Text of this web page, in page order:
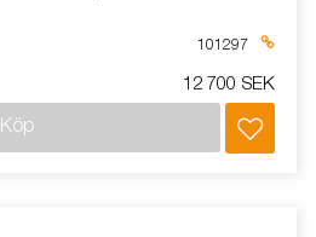
101297
12 700 SEK
Köp